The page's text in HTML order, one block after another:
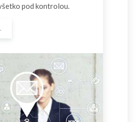
pod kontrolou.